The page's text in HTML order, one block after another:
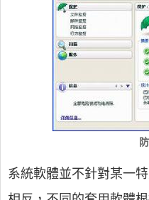
系統軟體並不針對某一